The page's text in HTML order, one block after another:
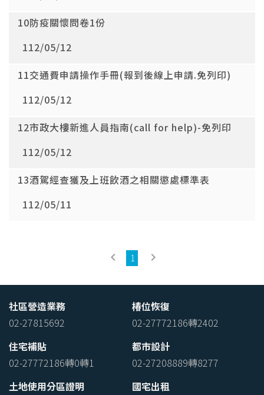
10防疫關懷問卷1份
112/05/12
11交通費申請操作手冊(報到後線上申請.免列印)
112/05/12
12市政大樓新進人員指南(call for help)-免列印
112/05/12
13酒駕經查獲及上班飲酒之相關懲處標準表
112/05/11
keyboard_arrow_left 1 keyboard_arrow_right
社區營造業務
02-27815692
椿位恢復
02-27772186轉2402
住宅補貼
02-27772186轉0轉1
都市設計
02-27208889轉8277
土地使用分區證明
國宅出租